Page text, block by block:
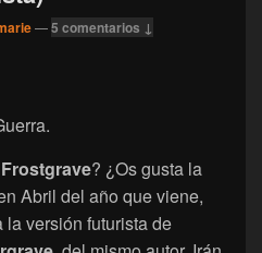
—5 comentarios ↓
Frostgrave? ¿Os gusta la
Abril del año que viene,
la versión futurista de